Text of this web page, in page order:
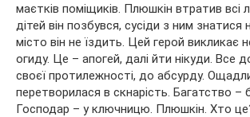
маєтків поміщиків. Плюшкін втратив всі
дітей він позбувся, сусіди з ним знатися
місто він не їздить. Цей герой викликає
огиду. Це – апогей, далі йти нікуди. Все
своєї протилежності, до абсурду.
перетворилася в скнарість. Багатство –
Господар – у ключницю. Плюшкін. Хто